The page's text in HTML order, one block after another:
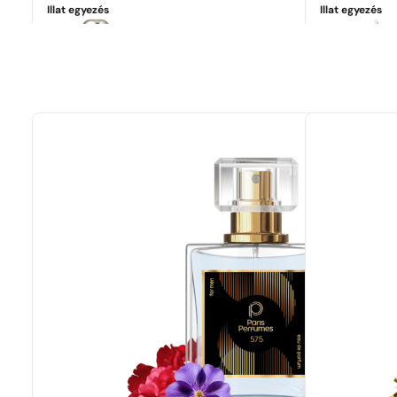
Illat egyezés Illat egyezés